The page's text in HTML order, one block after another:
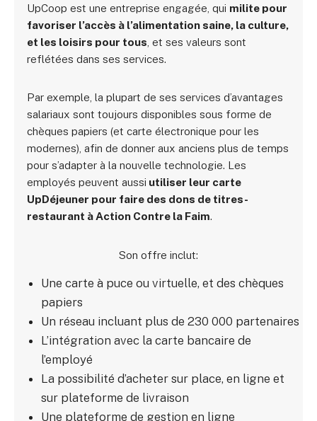
UpCoop est une entreprise engagée, qui milite pour
favoriser l’accès à l’alimentation saine, la culture,
et les loisirs pour tous , et ses valeurs sont
reflétées dans ses services.
Par exemple, la plupart de ses services d’avantages
salariaux sont toujours disponibles sous forme de
chèques papiers (et carte électronique pour les
modernes), afin de donner aux anciens plus de temps
pour s’adapter à la nouvelle technologie. Les
employés peuvent aussi utiliser leur carte
UpDéjeuner pour faire des dons de titres-
restaurant à Action Contre la Faim.
Son offre inclut:
Une carte à puce ou virtuelle, et des chèques
papiers
Un réseau incluant plus de 230 000 partenaires
L’intégration avec la carte bancaire de
l’employé
La possibilité d’acheter sur place, en ligne et
sur plateforme de livraison
Une plateforme de gestion en ligne